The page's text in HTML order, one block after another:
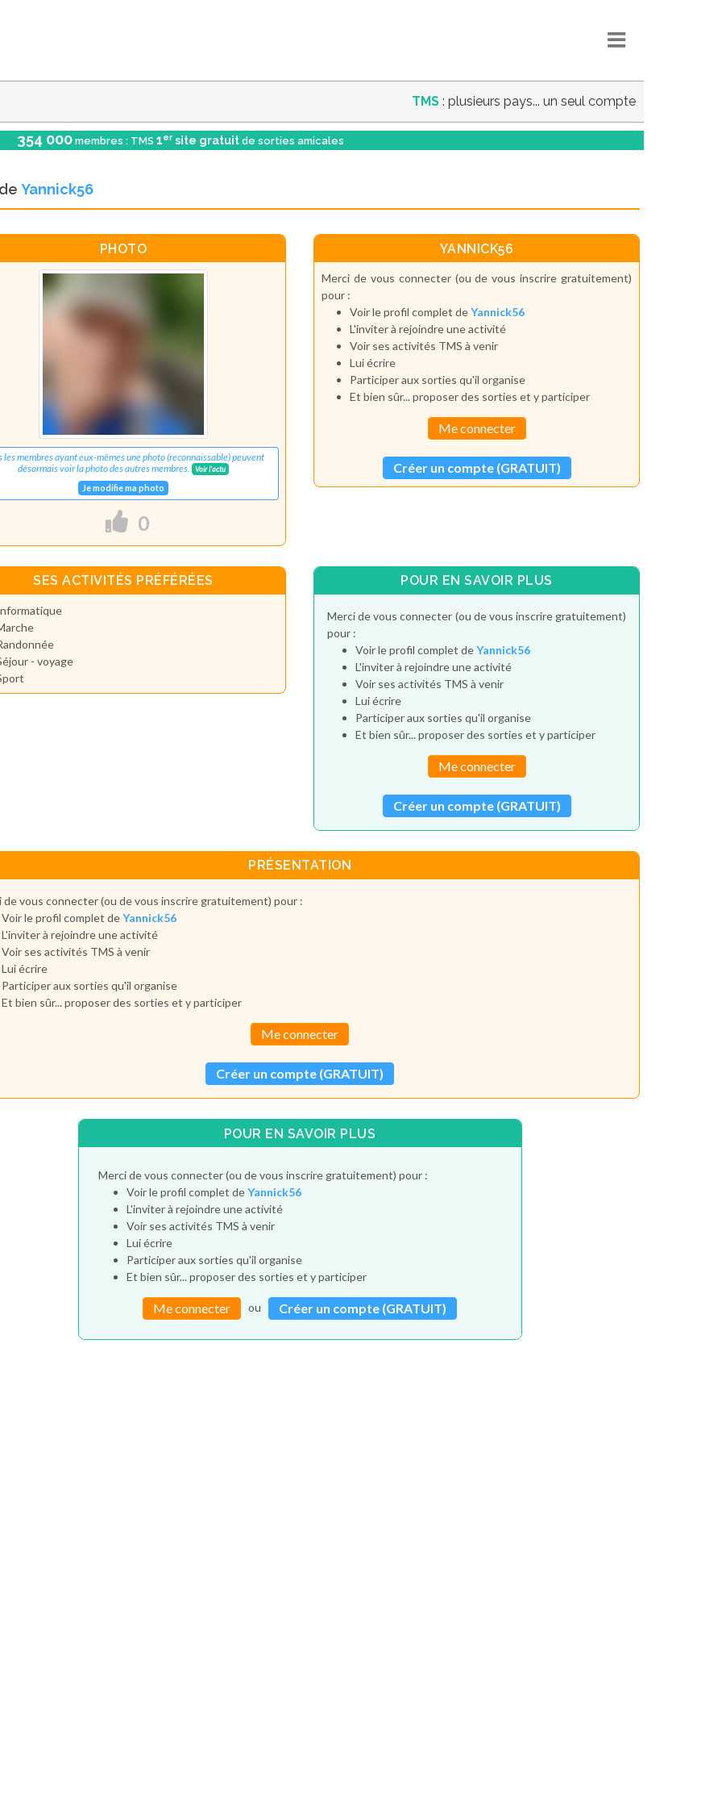
TMS : plusieurs pays... un seul compte
354 000 membres : TMS 1er site gratuit de sorties amicales
Yannick56
PHOTO
les membres ayant eux-mêmes une photo (reconnaissable) peuvent
désormais voir la photo des autres membres.
Voir l'actu
Je modifie ma photo
0
YANNICK56
Merci de vous connecter (ou de vous inscrire gratuitement)
pour :
Voir le profil complet deYannick56
L'inviter à rejoindre une activité
Voir ses activités TMS à venir
Lui écrire
Participer aux sorties qu'il organise
Et bien sûr... proposer des sorties et y participer
Me connecter
Créer un compte (GRATUIT)
SES ACTIVITÉS PRÉFÉRÉES
- voyage
POUR EN SAVOIR PLUS
Merci de vous connecter (ou de vous inscrire gratuitement)
pour :
Voir le profil complet deYannick56
L'inviter à rejoindre une activité
Voir ses activités TMS à venir
Lui écrire
Participer aux sorties qu'il organise
Et bien sûr... proposer des sorties et y participer
Me connecter
Créer un compte (GRATUIT)
PRÉSENTATION
de vous connecter (ou de vous inscrire gratuitement) pour :
Voir le profil complet deYannick56
L'inviter à rejoindre une activité
Voir ses activités TMS à venir
Lui écrire
Participer aux sorties qu'il organise
Et bien sûr... proposer des sorties et y participer
Me connecter
Créer un compte (GRATUIT)
POUR EN SAVOIR PLUS
Merci de vous connecter (ou de vous inscrire gratuitement) pour :
Voir le profil complet deYannick56
L'inviter à rejoindre une activité
Voir ses activités TMS à venir
Lui écrire
Participer aux sorties qu'il organise
Et bien sûr... proposer des sorties et y participer
Me connecter ou Créer un compte (GRATUIT)